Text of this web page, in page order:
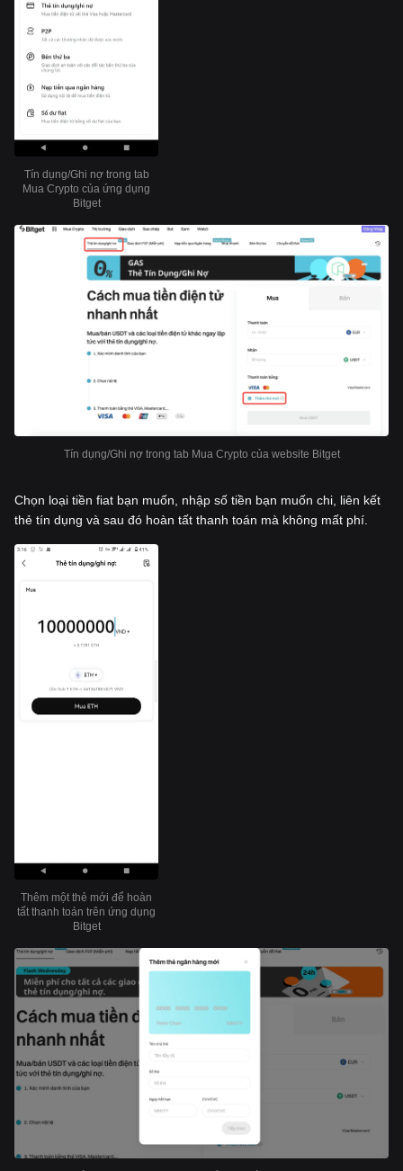
Tín dụng/Ghi nợ trong tab
Mua Crypto của ứng dụng
Bitget
Tín dụng/Ghi nợ trong tab Mua Crypto của website Bitget
Chọn loại tiền fiat bạn muốn, nhập số tiền bạn muốn chi, liên kết
thẻ tín dụng và sau đó hoàn tất thanh toán mà không mất phí.
Thêm một thẻ mới để hoàn
tất thanh toán trên ứng dụng
Bitget